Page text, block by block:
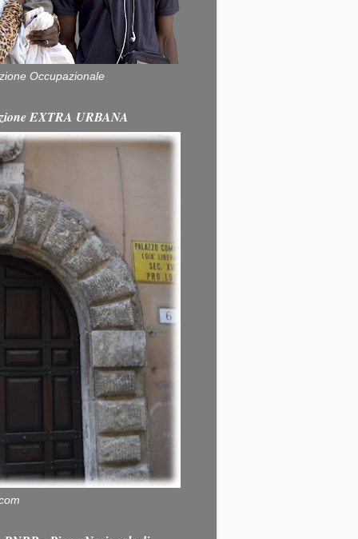
Occupazionale
EXTRA URBANA